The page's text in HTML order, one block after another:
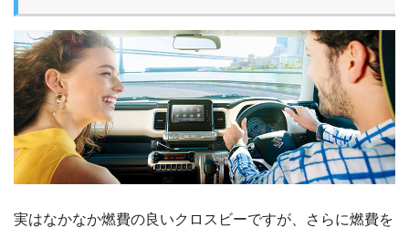
実はなかなか燃費の良いクロスビーですが、さらに燃費を